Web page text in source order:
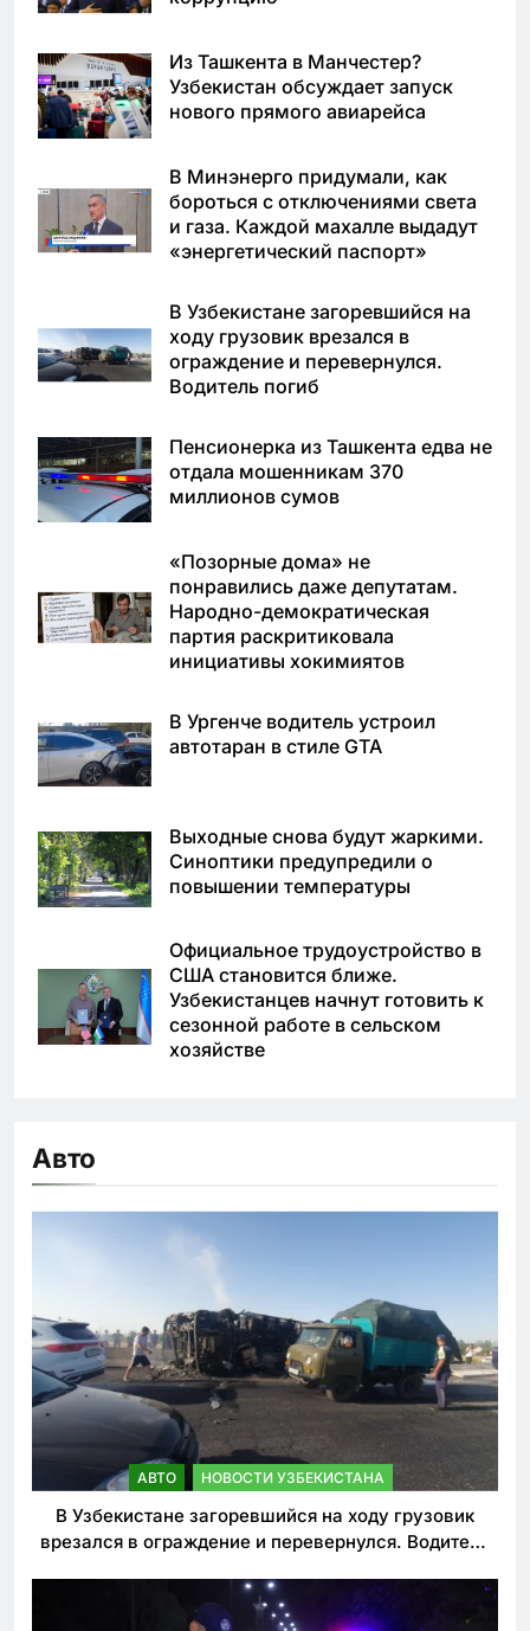
Из Ташкента в Манчестер?
Узбекистан обсуждает запуск
нового прямого авиарейса
В Минэнерго придумали, как
бороться с отключениями света
и газа. Каждой махалле выдадут
«энергетический паспорт»
В Узбекистане загоревшийся на
ходу грузовик врезался в
ограждение и перевернулся.
Водитель погиб
Пенсионерка из Ташкента едва не
отдала мошенникам 370
миллионов сумов
«Позорные дома» не
понравились даже депутатам.
Народно-демократическая
партия раскритиковала
инициативы хокимиятов
В Ургенче водитель устроил
автотаран в стиле GTA
Выходные снова будут жаркими.
Синоптики предупредили о
повышении температуры
Официальное трудоустройство в
США становится ближе.
Узбекистанцев начнут готовить к
сезонной работе в сельском
хозяйстве
Авто
АВТО НОВОСТИ УЗБЕКИСТАНА
В Узбекистане загоревшийся на ходу грузовик
врезался в ограждение и перевернулся. Водитель